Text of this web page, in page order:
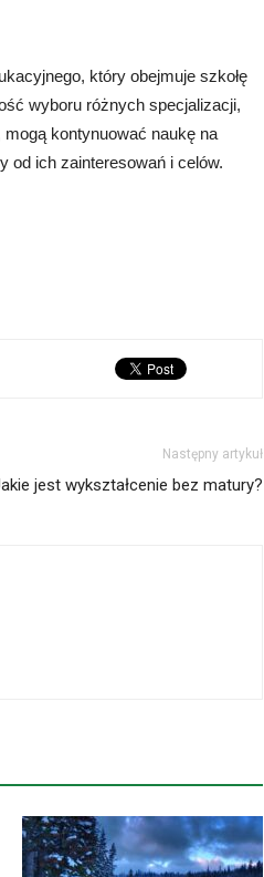
który obejmuje szkołę
wyboru różnych specjalizacji,
mogą kontynuować naukę na
od ich zainteresowań i celów.
Następny artykuł
jest wykształcenie bez matury?